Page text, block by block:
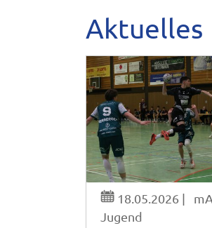
Aktuelles
18.05.2026 |
Jugend